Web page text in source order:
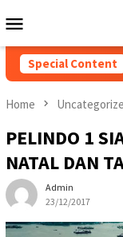
to
Menu
Special Content
Home
PELINDO 1
NATAL DAN
Admin
23/12/2017